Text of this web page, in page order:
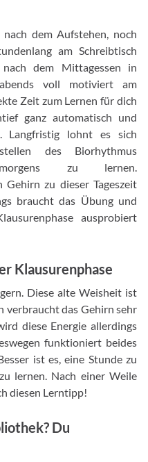
dem Aufstehen, noch
am Schreibtisch
dem Mittagessen in
voll motiviert am
Zeit zum Lernen für dich
ganz automatisch und
Langfristig lohnt es sich
des Biorhythmus
zu lernen.
Gehirn zu dieser Tageszeit
braucht das Übung und
ausprobiert
Klausurenphase
Diese alte Weisheit ist
verbraucht das Gehirn sehr
diese Energie allerdings
funktioniert beides
ist es, eine Stunde zu
lernen. Nach einer Weile
diesen Lerntipp!
Du